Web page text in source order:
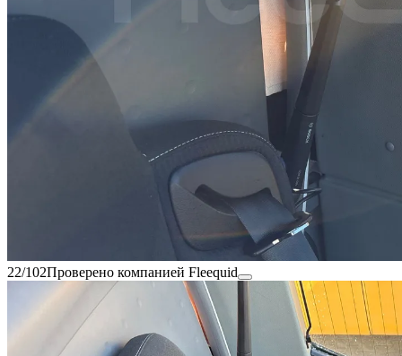
22/102Проверено компанией Fleequid